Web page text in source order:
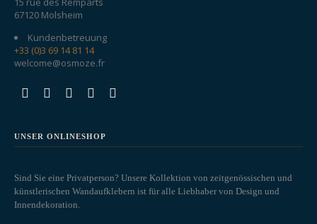
67120 Molsheim
Kundenbetreuung
+33 (0)3 69 14 81 14
welcome@osmoze.fr
UNSER ONLINESHOP
Sind Sie eine Privatperson? Unsere Kollektion von zeitgenössischen und
künstlerischen Wandaufklebern ist für alle Liebhaber von Design und
Innendekoration.